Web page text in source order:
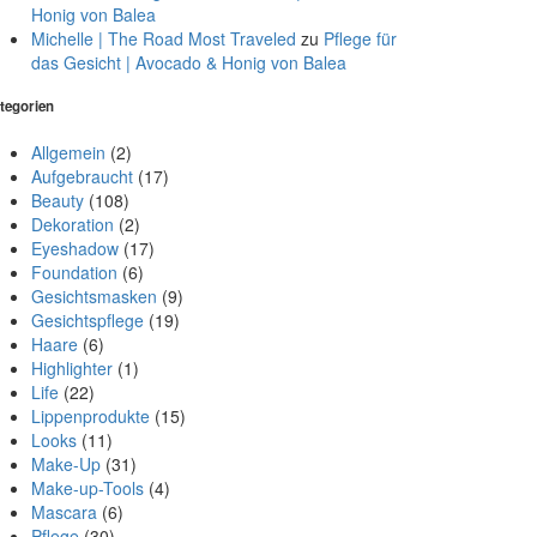
Honig von Balea
Michelle | The Road Most Traveled zu Pflege für
das Gesicht | Avocado & Honig von Balea
Allgemein (2)
Aufgebraucht (17)
Beauty (108)
Dekoration (2)
Eyeshadow (17)
Foundation (6)
Gesichtsmasken (9)
Gesichtspflege (19)
Haare (6)
Highlighter (1)
Life (22)
Lippenprodukte (15)
Looks (11)
Make-Up (31)
Make-up-Tools (4)
Mascara (6)